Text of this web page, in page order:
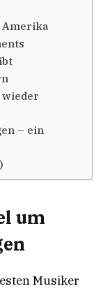
Amerika
wieder
– ein
um
Musiker